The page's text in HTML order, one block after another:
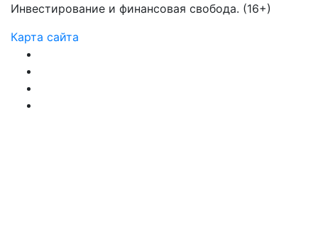
Инвестирование и финансовая свобода. (16+)
Карта сайта